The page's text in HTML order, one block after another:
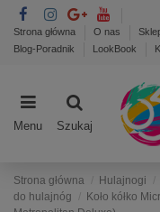
Strona główna O nas
Blog-Poradnik
LookBook
Menu Szukaj
Strona główna Hulajnogi
do hulajnóg
Koło kółko